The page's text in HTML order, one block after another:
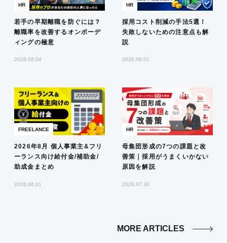
HR
若手の早期離職を防ぐには？
離職率を改善するオンボーデ
ィングの極意
2026.08.04
HR
採用コスト削減の手法5選！
失敗しないための注意点も解
説
2026.08.01
FREELANCE
2026年8月 個人事業主&フリ
ーランス向け給付金/補助金/
助成金まとめ
2026.08.01
HR
母集団形成の7つの課題と改
善策｜採用がうまくいかない
原因を解説
2026.07.30
MORE ARTICLES